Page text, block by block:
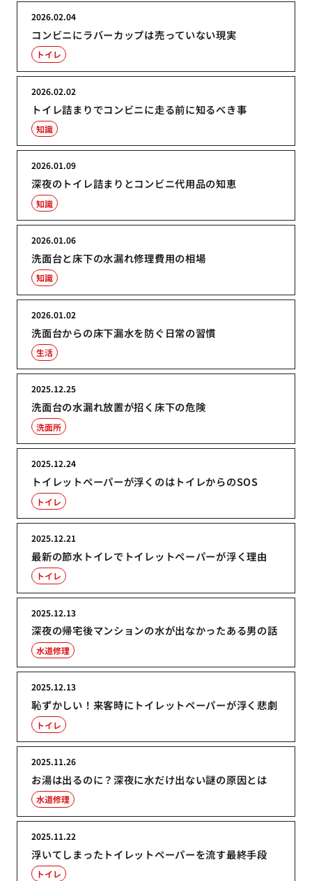
コンビニにラバーカップは売っていない現実
2026.02.04
トイレ
トイレ詰まりでコンビニに走る前に知るべき事
2026.02.02
知識
深夜のトイレ詰まりとコンビニ代用品の知恵
2026.01.09
知識
洗面台と床下の水漏れ修理費用の相場
2026.01.06
知識
洗面台からの床下漏水を防ぐ日常の習慣
2026.01.02
生活
洗面台の水漏れ放置が招く床下の危険
2025.12.25
洗面所
トイレットペーパーが浮くのはトイレからのSOS
2025.12.24
トイレ
最新の節水トイレでトイレットペーパーが浮く理由
2025.12.21
トイレ
深夜の帰宅後マンションの水が出なかったある男の話
2025.12.13
水道修理
恥ずかしい！来客時にトイレットペーパーが浮く悲劇
2025.12.13
トイレ
お湯は出るのに？深夜に水だけ出ない謎の原因とは
2025.11.26
水道修理
浮いてしまったトイレットペーパーを流す最終手段
2025.11.22
トイレ